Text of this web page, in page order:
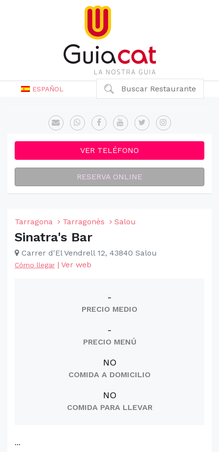
ESPAÑOL Buscar Restaurante
VER TELÉFONO
RESERVA ONLINE
Tarragona Tarragonès Salou
Sinatra's Bar
Carrer d'El Vendrell 12, 43840 Salou
Cómo llegar | Ver web
-
PRECIO MEDIO
-
PRECIO MENÚ
NO
COMIDA A DOMICILIO
NO
COMIDA PARA LLEVAR
...